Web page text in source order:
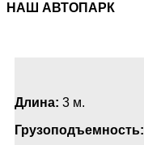
НАШ АВТОПАРК
Длина: 3 м.
Грузоподъемность: